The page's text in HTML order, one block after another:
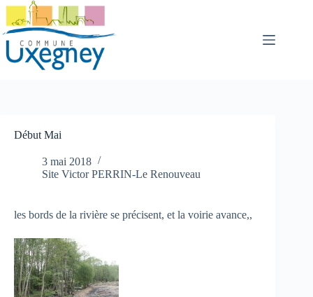
Passer
contenu
Début Mai
3 mai 2018
Site Victor PERRIN-Le Renouveau
les bords de la rivière se précisent, et la voirie avance,,